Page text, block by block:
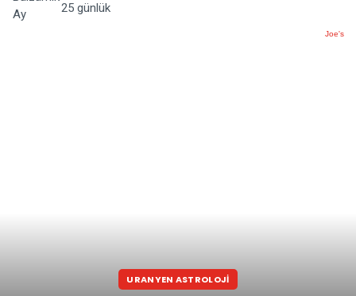
25 günlük
Joe's
URANYEN ASTROLOJİ